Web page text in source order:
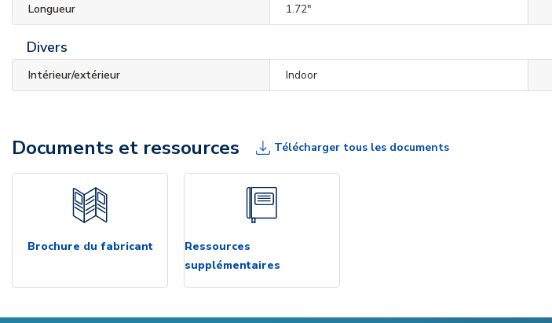
Longueur 1.72"
Divers
Intérieur/extérieur Indoor
Documents et ressources Télécharger tous les documents
Brochure du fabricant
Ressources
supplémentaires